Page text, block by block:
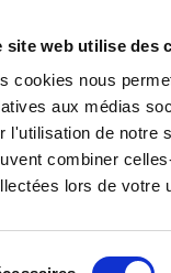
site web utilise des
cookies nous
aux médias
l'utilisation de notre
combiner
lors de votre